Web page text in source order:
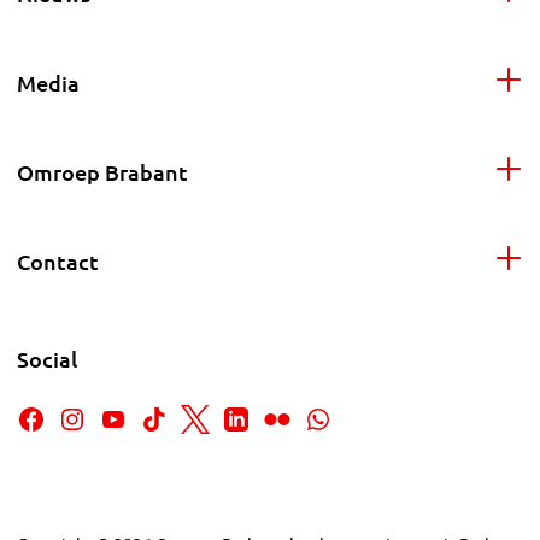
Media
Omroep Brabant
Contact
Social